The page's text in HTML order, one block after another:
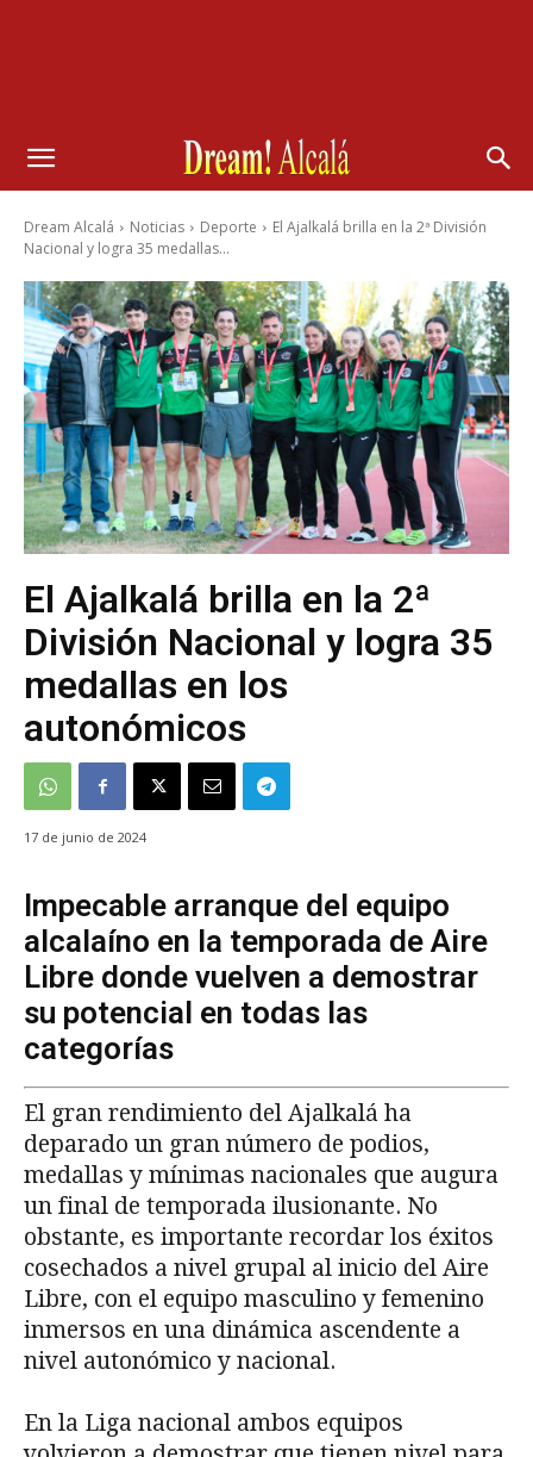
Dream Alcalá Noticias Deporte
El Ajalkalá brilla en la 2ª División
Nacional y logra 35 medallas...
El Ajalkalá brilla en la 2ª
División Nacional y logra 35
medallas en los
autonómicos
17 de junio de 2024
Impecable arranque del equipo
alcalaíno en la temporada de Aire
Libre donde vuelven a demostrar
su potencial en todas las
categorías
El gran rendimiento del Ajalkalá ha
deparado un gran número de podios,
medallas y mínimas nacionales que augura
un final de temporada ilusionante. No
obstante, es importante recordar los éxitos
cosechados a nivel grupal al inicio del Aire
Libre, con el equipo masculino y femenino
inmersos en una dinámica ascendente a
nivel autonómico y nacional.
En la Liga nacional ambos equipos